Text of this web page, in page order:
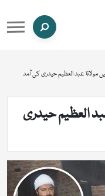
عبد العظیم حیدری کی آمد
العظیم حیدری